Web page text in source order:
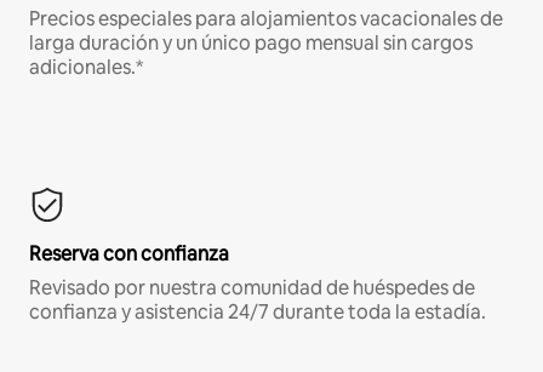
Precios especiales para alojamientos vacacionales de
larga duración y un único pago mensual sin cargos
adicionales.*
Reserva con confianza
Revisado por nuestra comunidad de huéspedes de
confianza y asistencia 24/7 durante toda la estadía.